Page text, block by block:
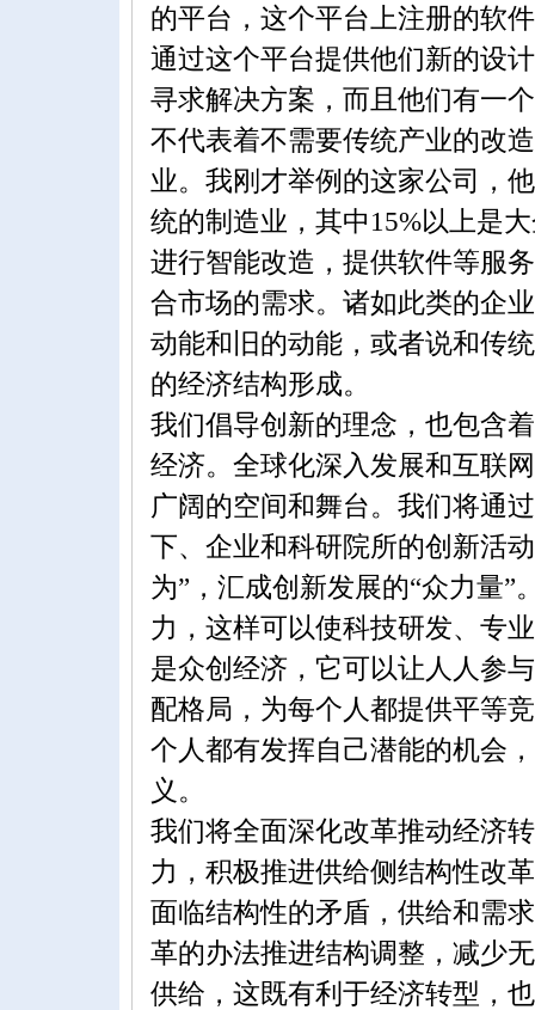
的平台，这个平台上注册的软
通过这个平台提供他们新的设
寻求解决方案，而且他们有一
不代表着不需要传统产业的改
业。我刚才举例的这家公司，
统的制造业，其中15%以上是
进行智能改造，提供软件等服
合市场的需求。诸如此类的企
动能和旧的动能，或者说和传
的经济结构形成。
我们倡导创新的理念，也包含
经济。全球化深入发展和互联
广阔的空间和舞台。我们将通
下、企业和科研院所的创新活
为”，汇成创新发展的“众力量
力，这样可以使科技研发、专
是众创经济，它可以让人人参
配格局，为每个人都提供平等
个人都有发挥自己潜能的机会
义。
我们将全面深化改革推动经济
力，积极推进供给侧结构性改
面临结构性的矛盾，供给和需
革的办法推进结构调整，减少
供给，这既有利于经济转型，